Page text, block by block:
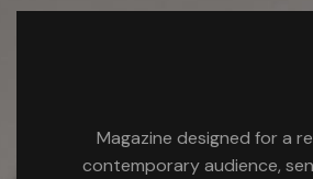
Magazine designed for a
contemporary audience,